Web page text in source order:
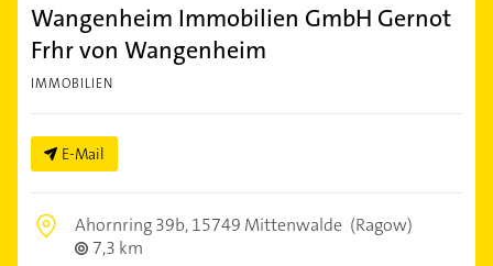
Wangenheim Immobilien GmbH Gernot
Frhr von Wangenheim
IMMOBILIEN
E-Mail
Ahornring 39b,15749 Mittenwalde (Ragow)
7,3 km